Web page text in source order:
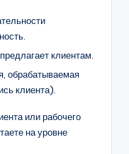
клиентам.
обрабатываемая
клиента).
или рабочего
на уровне